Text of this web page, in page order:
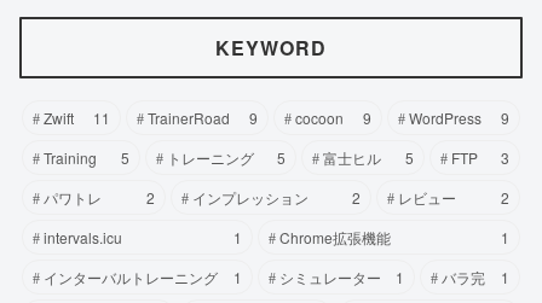
KEYWORD
Zwift 11 TrainerRoad 9 cocoon 9 WordPress
9
Training
5 トレーニング 5 富士ヒル 5 FTP
3
パワトレ
2 インプレッション 2 レビュー
2
intervals.icu
1 Chrome拡張機能
1
インターバルトレーニング
1 シミュレーター 1 バラ完 1